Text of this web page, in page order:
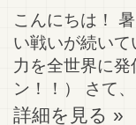
こんにちは！
い戦いが続い
力を全世界に
ン！！） さて
詳細を見る »